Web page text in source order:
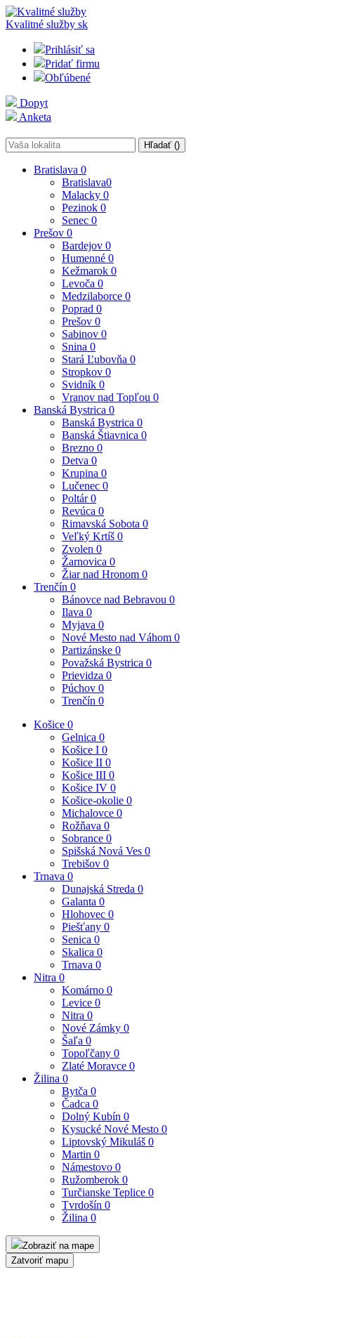
Kvalitné služby sk
Prihlásiť sa
Pridať firmu
Obľúbené
Dopyt
Anketa
Hľadať ()
Bratislava 0
Bratislava0
Malacky 0
Pezinok 0
Senec 0
Prešov 0
Bardejov 0
Humenné 0
Kežmarok 0
Levoča 0
Medzilaborce 0
Poprad 0
Prešov 0
Sabinov 0
Snina 0
Stará Ľubovňa 0
Stropkov 0
Svidník 0
Vranov nad Topľou 0
Banská Bystrica 0
Banská Bystrica 0
Banská Štiavnica 0
Brezno 0
Detva 0
Krupina 0
Lučenec 0
Poltár0
Revúca 0
Rimavská Sobota 0
Veľký Krtíš 0
Zvolen 0
Žarnovica 0
Žiar nad Hronom 0
Trenčín 0
Bánovce nad Bebravou 0
Ilava 0
Myjava 0
Nové Mesto nad Váhom 0
Partizánske 0
Považská Bystrica 0
Prievidza 0
Púchov 0
Trenčín 0
Košice 0
Gelnica 0
Košice I 0
Košice II 0
Košice III 0
Košice IV 0
Košice-okolie 0
Michalovce 0
Rožňava 0
Sobrance 0
Spišská Nová Ves 0
Trebišov 0
Trnava 0
Dunajská Streda 0
Galanta 0
Hlohovec 0
Piešťany 0
Senica 0
Skalica 0
Trnava 0
Nitra 0
Komárno 0
Levice 0
Nitra 0
Nové Zámky 0
Šaľa 0
Topoľčany 0
Zlaté Moravce 0
Žilina 0
Bytča 0
Čadca 0
Dolný Kubín 0
Kysucké Nové Mesto 0
Liptovský Mikuláš 0
Martin 0
Námestovo 0
Ružomberok 0
Turčianske Teplice 0
Tvrdošín 0
Žilina 0
Zobraziť na mape
Zatvoriť mapu